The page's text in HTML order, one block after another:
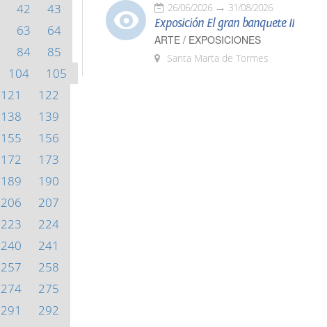
42
43
63
64
84
85
104
105
121
122
138
139
155
156
172
173
189
190
206
207
223
224
240
241
257
258
274
275
291
292
26/06/2026 31/08/2026
Exposición El gran banquete II
ARTE / EXPOSICIONES
Santa Marta de Tormes